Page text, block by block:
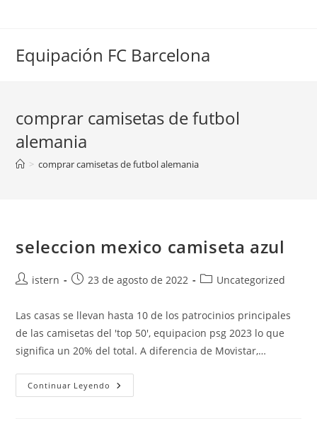
Equipación FC Barcelona
comprar camisetas de futbol
alemania
> comprar camisetas de futbol alemania
seleccion mexico camiseta azul
Autor
la
entrada:
istern
Publicación
la
entrada:
23 de agosto de 2022
Categoría
entrada:
Uncategorized
Las casas se llevan hasta 10 de los patrocinios principales
de las camisetas del 'top 50', equipacion psg 2023 lo que
significa un 20% del total. A diferencia de Movistar,…
Continuar Leyendo Seleccion
Mexico